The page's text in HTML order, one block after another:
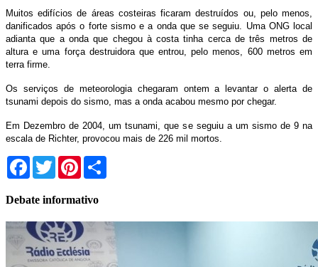
Muitos edifícios de áreas costeiras ficaram destruídos ou, pelo menos,
danificados após o forte sismo e a onda que se seguiu. Uma ONG local
adianta que a onda que chegou à costa tinha cerca de três metros de
altura e uma força destruidora que entrou, pelo menos, 600 metros em
terra firme.
Os serviços de meteorologia chegaram ontem a levantar o alerta de
tsunami depois do sismo, mas a onda acabou mesmo por chegar.
Em Dezembro de 2004, um tsunami, que se seguiu a um sismo de 9 na
escala de Richter, provocou mais de 226 mil mortos.
Facebook
TwitterPinterest
Debate informativo